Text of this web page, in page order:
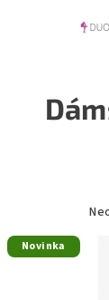
Novinka